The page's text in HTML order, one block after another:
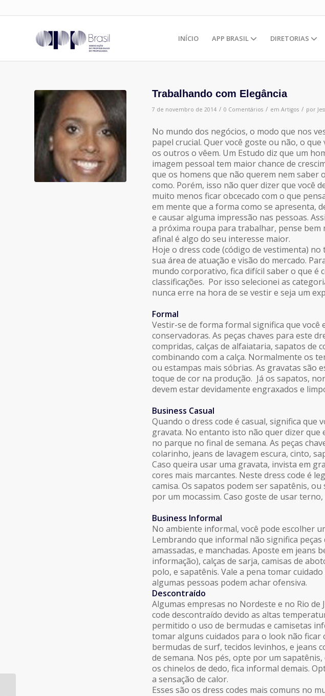
INÍCIO APP BRASIL DIRETORIAS
Trabalhando com Elegância
7 de novembro de 2014 / 0 Comentários / em Artigos / por
No mundo dos negócios, o modo que nos
papel crucial. Quer você goste ou não, o
os outros o vêem. Um Estudo diz que um
imagem pessoal tem maior chance de
que os homens que não querem nem saber
como. Porém, isso não quer dizer que você
muito menos ficar obcecado com o que
em mente que a forma como se apresenta,
e causar alguma impressão nas pessoas.
a próxima roupa para trabalhar, pense bem
afinal é algo do seu interesse maior.
Hoje o dress code (código de vestimenta) no
sua área de atuação e visão do mercado.
mundo corporativo, fica difícil saber o que é
classificações. Por isso selecionei as
nunca erre na hora de se vestir e seja um
Formal
Vestir-se de forma formal significa que
conservadoras. As peças chaves para este
compridas, calças de alfaiataria, sapatos de
combinando com a calça. Normalmente os
ou estampas mais sóbrias. As gravatas são
toque de cor na produção. Já os sapatos,
devem estar devidamente engraxados e
Business Casual
Quando o dress code é casual, significa que
gravata. No entanto isto não quer dizer
no parque no final de semana. As peças
colarinho, jeans de lavagem escura, cinto,
Caso queira usar uma gravata, invista em
cores mais marcantes. Neste dress code é
camisa. Os sapatos podem ser sapatênis,
por um mocassim. Caso goste de usar
Business Informal
No ambiente informal, você pode escolher
Lembrando que informal não significa peças
amassadas, e manchadas. Aposte em jeans
informação), calças de sarja, camisas de
polo, e sapatênis. Vale a pena tomar
algumas pessoas podem achar ofensiva.
Descontraído
Algumas empresas no Nordeste e no Rio
code descontraído devido as altas
permitido o uso de bermudas e camisetas
tomar alguns cuidados para o look não ficar
bermudas de surf, tecidos levinhos, e jeans
de semana. Nos pés, opte por um
os chinelos de dedo, fica informal demais.
a sensação de calor.
Esses são os dress codes mais comuns no